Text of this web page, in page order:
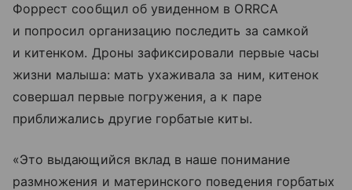
Форрест сообщил об увиденном в ORRCA
и попросил организацию последить за самкой
и китенком. Дроны зафиксировали первые часы
жизни малыша: мать ухаживала за ним, китенок
совершал первые погружения, а к паре
приближались другие горбатые киты.
«Это выдающийся вклад в наше понимание
размножения и материнского поведения горбатых